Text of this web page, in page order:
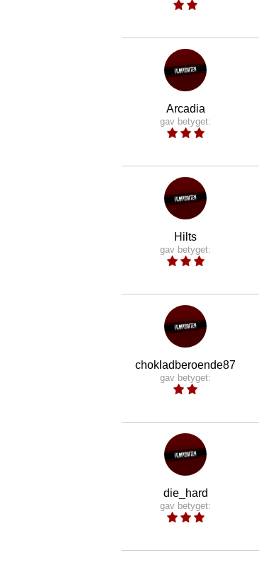
Arcadia
gav betyget:
Hilts
gav betyget:
chokladberoende87
gav betyget:
die_hard
gav betyget: